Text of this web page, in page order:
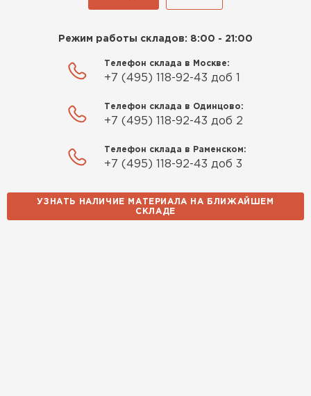
Режим работы складов: 8:00 - 21:00
Телефон склада в Москве:
+7 (495) 118-92-43 доб 1
Телефон склада в Одинцово:
+7 (495) 118-92-43 доб 2
Телефон склада в Раменском:
+7 (495) 118-92-43 доб 3
УЗНАТЬ НАЛИЧИЕ МАТЕРИАЛА НА БЛИЖАЙШЕМ
СКЛАДЕ